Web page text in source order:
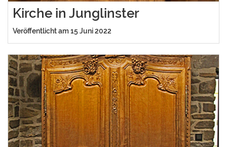
Kirche in Junglinster
Veröffentlicht am 15 Juni 2022